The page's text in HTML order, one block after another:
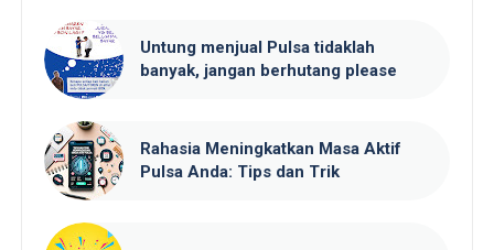
Untung menjual Pulsa tidaklah
banyak, jangan berhutang please
Rahasia Meningkatkan Masa Aktif
Pulsa Anda: Tips dan Trik